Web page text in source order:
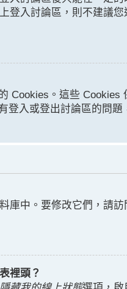
登入討論區，則不建議
Cookies。這些
登入或登出討論區的問
庫中。要修改它們，請
裡頭？